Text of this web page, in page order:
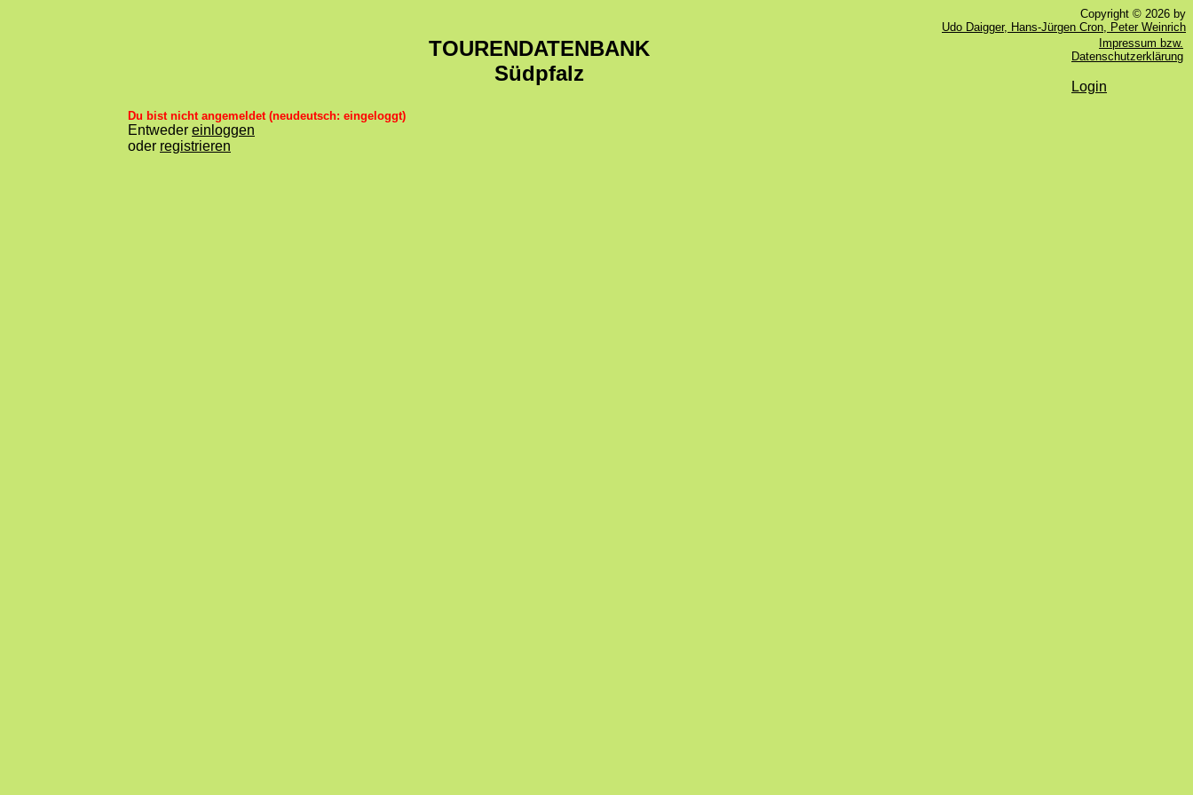
Copyright © 2026 by
Udo Daigger, Hans-Jürgen Cron, Peter Weinrich
TOURENDATENBANK
Südpfalz
Impressum bzw.
Datenschutzerklärung
Login
Du bist nicht angemeldet (neudeutsch: eingeloggt)
Entweder einloggen
oder registrieren